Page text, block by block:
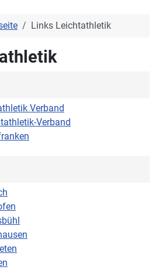
Links Leichtathletik
Verband
Verband